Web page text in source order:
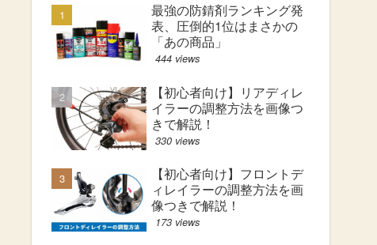
最強の防錆剤ランキング発
表、圧倒的1位はまさかの
「あの商品」
444 views
【初心者向け】リアディレ
イラーの調整方法を画像つ
きで解説！
330 views
【初心者向け】フロントデ
ィレイラーの調整方法を画
像つきで解説！
173 views